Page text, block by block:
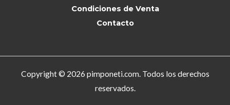
Condiciones de Venta
Contacto
Copyright © 2026 pimponeti.com. Todos los derechos
reservados.